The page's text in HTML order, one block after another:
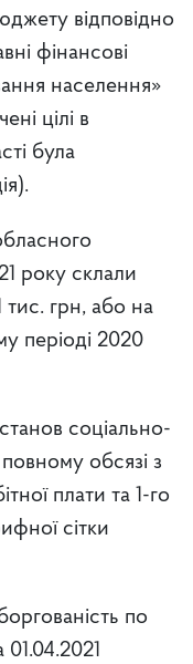
відповідно
фінансові
населення»
цілі в
була
року склали
тис. грн, або на
періоді 2020
соціально-
обсязі з
плати та 1-го
сітки
по